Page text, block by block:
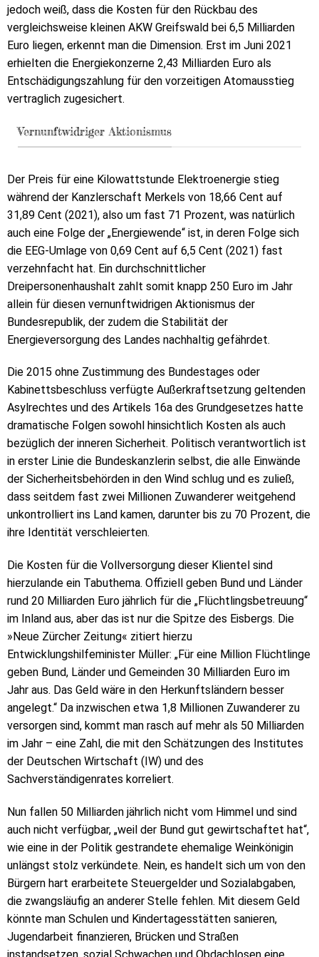
jedoch weiß, dass die Kosten für den Rückbau des
vergleichsweise kleinen AKW Greifswald bei 6,5 Milliarden
Euro liegen, erkennt man die Dimension. Erst im Juni 2021
erhielten die Energiekonzerne 2,43 Milliarden Euro als
Entschädigungszahlung für den vorzeitigen Atomausstieg
vertraglich zugesichert.
Vernunftwidriger Aktionismus
Der Preis für eine Kilowattstunde Elektroenergie stieg
während der Kanzlerschaft Merkels von 18,66 Cent auf
31,89 Cent (2021), also um fast 71 Prozent, was natürlich
auch eine Folge der „Energiewende“ ist, in deren Folge sich
die EEG-Umlage von 0,69 Cent auf 6,5 Cent (2021) fast
verzehnfacht hat. Ein durchschnittlicher
Dreipersonenhaushalt zahlt somit knapp 250 Euro im Jahr
allein für diesen vernunftwidrigen Aktionismus der
Bundesrepublik, der zudem die Stabilität der
Energieversorgung des Landes nachhaltig gefährdet.
Die 2015 ohne Zustimmung des Bundestages oder
Kabinettsbeschluss verfügte Außerkraftsetzung geltenden
Asylrechtes und des Artikels 16a des Grundgesetzes hatte
dramatische Folgen sowohl hinsichtlich Kosten als auch
bezüglich der inneren Sicherheit. Politisch verantwortlich ist
in erster Linie die Bundeskanzlerin selbst, die alle Einwände
der Sicherheitsbehörden in den Wind schlug und es zuließ,
dass seitdem fast zwei Millionen Zuwanderer weitgehend
unkontrolliert ins Land kamen, darunter bis zu 70 Prozent, die
ihre Identität verschleierten.
Die Kosten für die Vollversorgung dieser Klientel sind
hierzulande ein Tabuthema. Offiziell geben Bund und Länder
rund 20 Milliarden Euro jährlich für die „Flüchtlingsbetreuung“
im Inland aus, aber das ist nur die Spitze des Eisbergs. Die
»Neue Zürcher Zeitung« zitiert hierzu
Entwicklungshilfeminister Müller: „Für eine Million Flüchtlinge
geben Bund, Länder und Gemeinden 30 Milliarden Euro im
Jahr aus. Das Geld wäre in den Herkunftsländern besser
angelegt.“ Da inzwischen etwa 1,8 Millionen Zuwanderer zu
versorgen sind, kommt man rasch auf mehr als 50 Milliarden
im Jahr – eine Zahl, die mit den Schätzungen des Institutes
der Deutschen Wirtschaft (IW) und des
Sachverständigenrates korreliert.
Nun fallen 50 Milliarden jährlich nicht vom Himmel und sind
auch nicht verfügbar, „weil der Bund gut gewirtschaftet hat“,
wie eine in der Politik gestrandete ehemalige Weinkönigin
unlängst stolz verkündete. Nein, es handelt sich um von den
Bürgern hart erarbeitete Steuergelder und Sozialabgaben,
die zwangsläufig an anderer Stelle fehlen. Mit diesem Geld
könnte man Schulen und Kindertagesstätten sanieren,
Jugendarbeit finanzieren, Brücken und Straßen